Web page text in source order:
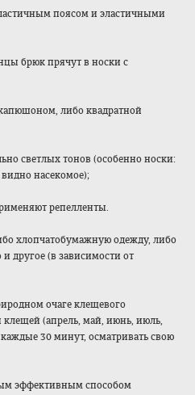
поясом и эластичными
брюк прячут в носки с
либо квадратной
светлых тонов (особенно носки:
насекомое);
репелленты.
хлопчатобумажную одежду, либо
другое (в зависимости от
очаге клещевого
клещей (апрель, май, июнь, июль,
30 минут, осматривать свою
эффективным способом